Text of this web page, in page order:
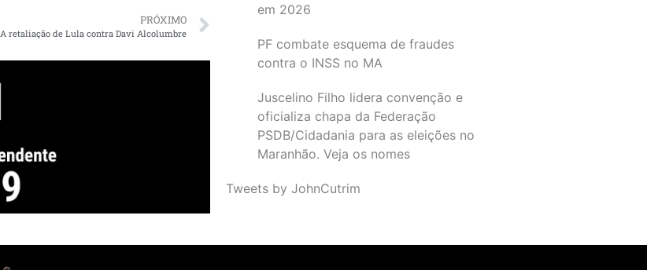
PRÓXIMO
A retaliação de Lula contra Davi Alcolumbre
em 2026
PF combate esquema de fraudes
contra o INSS no MA
Juscelino Filho lidera convenção e
oficializa chapa da Federação
PSDB/Cidadania para as eleições no
Maranhão. Veja os nomes
Tweets by JohnCutrim